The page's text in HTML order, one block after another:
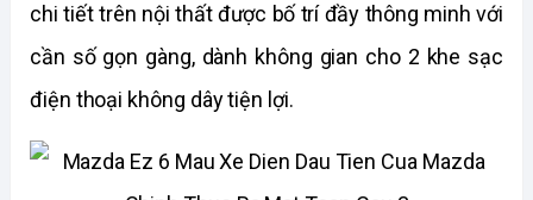
chi tiết trên nội thất được bố trí đầy thông minh với
cần số gọn gàng, dành không gian cho 2 khe sạc
điện thoại không dây tiện lợi.